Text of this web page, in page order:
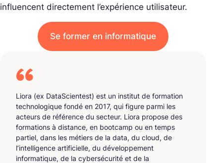
influencent directement l’expérience utilisateur.
Se former en informatique
Liora (ex DataScientest) est un institut de formation
technologique fondé en 2017, qui figure parmi les
acteurs de référence du secteur. Liora propose des
formations à distance, en bootcamp ou en temps
partiel, dans les métiers de la data, du cloud, de
l’intelligence artificielle, du développement
informatique, de la cybersécurité et de la